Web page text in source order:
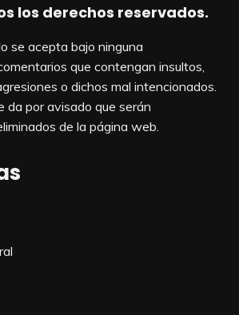
los derechos reservados.
se acepta bajo ninguna
que contengan insultos,
o dichos mal intencionados.
da por avisado que serán
de la página web.